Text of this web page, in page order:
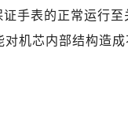
手表的正常运行
机芯内部结构造